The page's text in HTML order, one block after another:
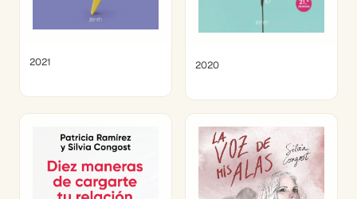
2021 2020